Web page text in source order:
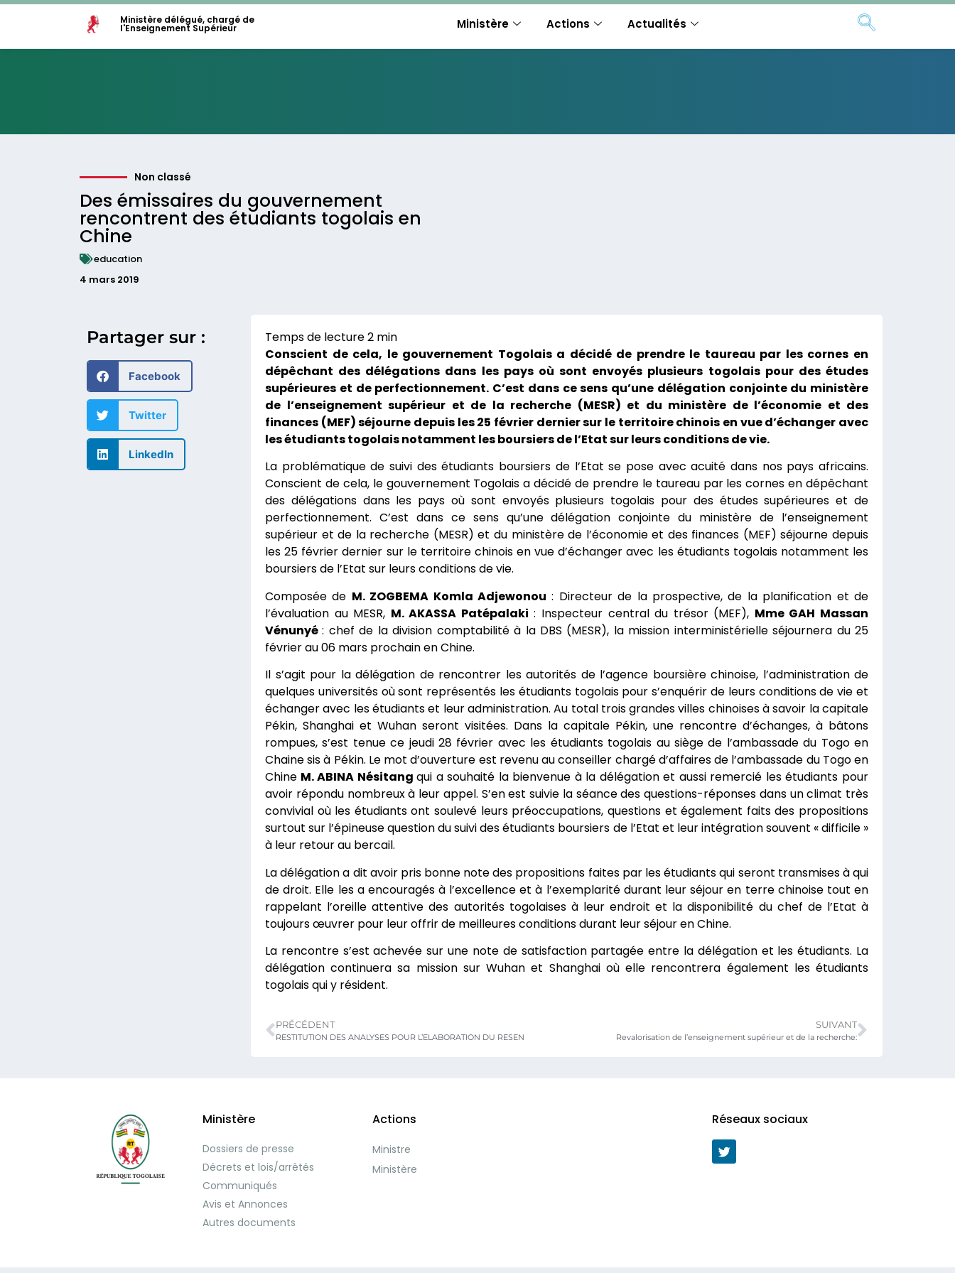
Ministère délégué, chargé de
l'Enseignement Supérieur Ministère Actions Actualités
Non classé
Des émissaires du gouvernement
rencontrent des étudiants togolais en
Chine
education
4 mars 2019
Partager sur :
Facebook
Twitter
LinkedIn
Conscient de cela, le gouvernement Togolais a décidé de prendre le taureau par les cornes en
dépêchant des délégations dans les pays où sont envoyés plusieurs togolais pour des études
supérieures et de perfectionnement. C’est dans ce sens qu’une délégation conjointe du ministère
de l’enseignement supérieur et de la recherche (MESR) et du ministère de l’économie et des
finances (MEF) séjourne depuis les 25 février dernier sur le territoire chinois en vue d’échanger avec
les étudiants togolais notamment les boursiers de l’Etat sur leurs conditions de vie.
La problématique de suivi des étudiants boursiers de l’Etat se pose avec acuité dans nos pays africains.
Conscient de cela, le gouvernement Togolais a décidé de prendre le taureau par les cornes en dépêchant
des délégations dans les pays où sont envoyés plusieurs togolais pour des études supérieures et de
perfectionnement. C’est dans ce sens qu’une délégation conjointe du ministère de l’enseignement
supérieur et de la recherche (MESR) et du ministère de l’économie et des finances (MEF) séjourne depuis
les 25 février dernier sur le territoire chinois en vue d’échanger avec les étudiants togolais notamment les
boursiers de l’Etat sur leurs conditions de vie.
Composée de M. ZOGBEMA Komla Adjewonou : Directeur de la prospective, de la planification et de
l’évaluation au MESR, M. AKASSA Patépalaki : Inspecteur central du trésor (MEF), Mme GAH Massan
Vénunyé: chef de la division comptabilité à la DBS (MESR), la mission interministérielle séjournera du 25
février au 06 mars prochain en Chine.
Il s’agit pour la délégation de rencontrer les autorités de l’agence boursière chinoise, l’administration de
quelques universités où sont représentés les étudiants togolais pour s’enquérir de leurs conditions de vie et
échanger avec les étudiants et leur administration. Au total trois grandes villes chinoises à savoir la capitale
Pékin, Shanghai et Wuhan seront visitées. Dans la capitale Pékin, une rencontre d’échanges, à bâtons
rompues, s’est tenue ce jeudi 28 février avec les étudiants togolais au siège de l’ambassade du Togo en
Chaine sis à Pékin. Le mot d’ouverture est revenu au conseiller chargé d’affaires de l’ambassade du Togo en
Chine M. ABINA Nésitangqui a souhaité la bienvenue à la délégation et aussi remercié les étudiants pour
avoir répondu nombreux à leur appel. S’en est suivie la séance des questions-réponses dans un climat très
convivial où les étudiants ont soulevé leurs préoccupations, questions et également faits des propositions
surtout sur l’épineuse question du suivi des étudiants boursiers de l’Etat et leur intégration souvent « difficile »
à leur retour au bercail.
La délégation a dit avoir pris bonne note des propositions faites par les étudiants qui seront transmises à qui
de droit. Elle les a encouragés à l’excellence et à l’exemplarité durant leur séjour en terre chinoise tout en
rappelant l’oreille attentive des autorités togolaises à leur endroit et la disponibilité du chef de l’Etat à
toujours œuvrer pour leur offrir de meilleures conditions durant leur séjour en Chine.
La rencontre s’est achevée sur une note de satisfaction partagée entre la délégation et les étudiants. La
délégation continuera sa mission sur Wuhan et Shanghai où elle rencontrera également les étudiants
togolais qui y résident.
PRÉCÉDENT
RESTITUTION DES ANALYSES POUR L’ELABORATION DU RESEN
SUIVANT
Revalorisation de l’enseignement supérieur et de la recherche:
Ministère
Dossiers de presse
Décrets et lois/arrêtés
Communiqués
Avis et Annonces
Autres documents
Actions
Ministre
Ministère
Réseaux sociaux